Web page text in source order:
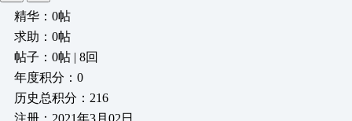
精华：0帖
求助：0帖
帖子：0帖 | 8回
年度积分：0
历史总积分：216
注册：2021年3月02日